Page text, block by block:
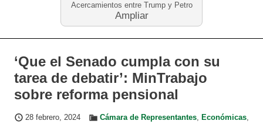
Acercamientos entre Trump y Petro
Ampliar
‘Que el Senado cumpla con su
tarea de debatir’: MinTrabajo
sobre reforma pensional
28 febrero, 2024 Cámara de Representantes, Económicas,